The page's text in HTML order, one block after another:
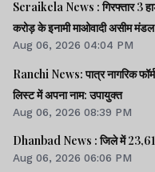
Seraikela News : गिरफ्तार 3
करोड़ के इनामी माओवादी असीम
Aug 06, 2026 04:04 PM
Ranchi News: पात्र नागरिक
लिस्ट में अपना नाम: उपायुक्त
Aug 06, 2026 08:39 PM
Dhanbad News : जिले में 23,612
Aug 06, 2026 06:06 PM